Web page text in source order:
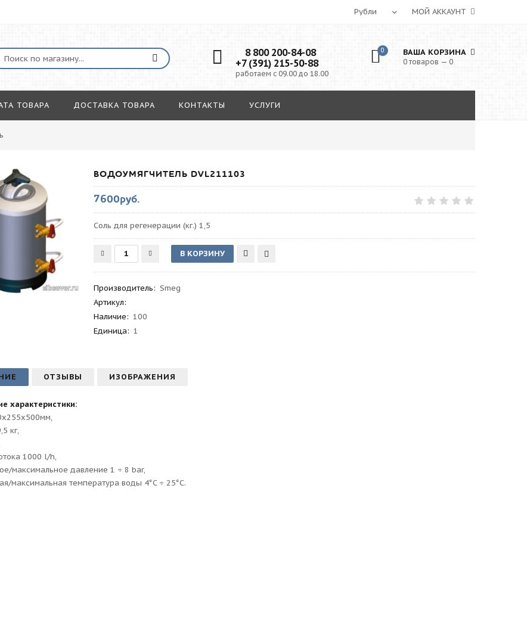
МОЙ АККАУНТ
8 800 200-84-08
+7 (391) 215-50-88
работаем с 09.00 до 18.00
0 ВАША КОРЗИНА
0 товаров — 0
ТОВАРА ДОСТАВКА ТОВАРА КОНТАКТЫ УСЛУГИ
ВОДОУМЯГЧИТЕЛЬ DVL211103
7600руб.
Соль для регенерации (кг.) 1,5
Производитель: Smeg
Артикул:
Наличие: 100
Единица: 1
ОТЗЫВЫ ИЗОБРАЖЕНИЯ
характеристики:
кг,
1000 l/h,
максимальное давление 1 ÷ 8 bar,
максимальная температура воды 4°C ÷ 25°C.